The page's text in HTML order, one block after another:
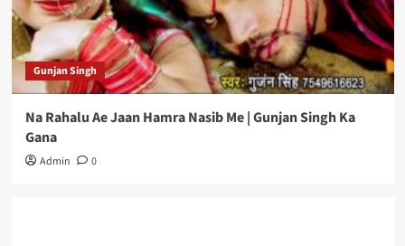
Gunjan Singh
Na Rahalu Ae Jaan Hamra Nasib Me | Gunjan Singh Ka
Gana
Admin 0